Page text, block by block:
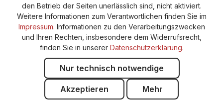
den Betrieb der Seiten unerlässlich sind, nicht aktiviert.
Weitere Informationen zum Verantwortlichen finden Sie im
Impressum. Informationen zu den Verarbeitungszwecken
und Ihren Rechten, insbesondere dem Widerrufsrecht,
finden Sie in unserer Datenschutzerklärung.
Nur technisch notwendige
Akzeptieren Mehr